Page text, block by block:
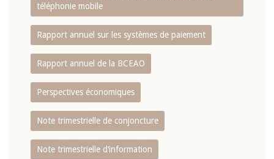
téléphonie mobile
Rapport annuel sur les systèmes de paiement
Rapport annuel de la BCEAO
Perspectives économiques
Note trimestrielle de conjoncture
Note trimestrielle d‘information